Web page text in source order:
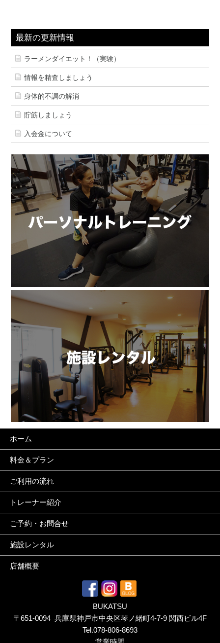
最新の更新情報
ラーメンダイエット！（実験）
情報を精査しましょう
身体的不調の解消
貯筋しましょう
入会金について
ホーム
料金＆プラン
ご利用の流れ
トレーナー紹介
ご予約・お問合せ
施設レンタル
店舗概要
BUKATSU
〒651-0094 兵庫県神戸市中央区琴ノ緒町4-7-9 関西ビル4F
Tel.078-806-8693